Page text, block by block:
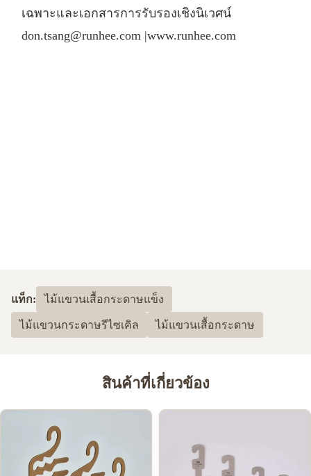
เฉพาะและเอกสารการรับรองเชิงนิเวศน์
don.tsang@runhee.com |www.runhee.com
แท็ก: ไม้แขวนเสื้อกระดาษแข็ง
ไม้แขวนกระดาษรีไซเคิล ไม้แขวนเสื้อกระดาษ
สินค้าที่เกี่ยวข้อง